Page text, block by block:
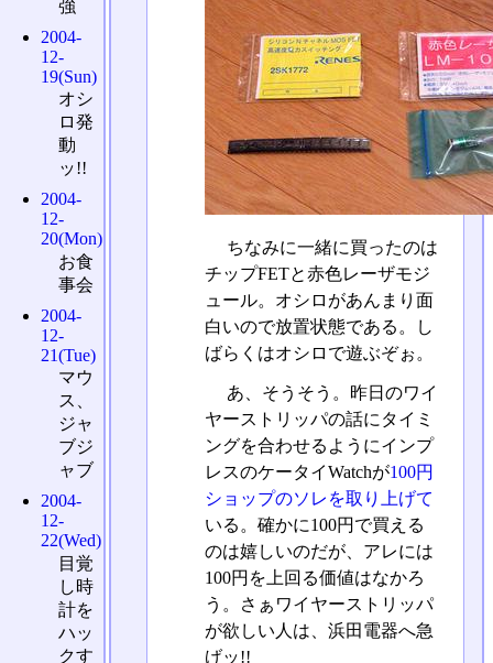
ちなみに一緒に買ったのは
チップFETと赤色レーザモジ
ュール。オシロがあんまり面
白いので放置状態である。し
ばらくはオシロで遊ぶぞぉ。
あ、そうそう。昨日のワイ
ヤーストリッパの話にタイミ
ングを合わせるようにインプ
レスのケータイWatchが100円
ショップのソレを取り上げて
いる。確かに100円で買える
のは嬉しいのだが、アレには
100円を上回る価値はなかろ
う。さぁワイヤーストリッパ
が欲しい人は、浜田電器へ急
げッ!!
強
2004-
12-
19(Sun)
オシ
ロ発
動
ッ!!
2004-
12-
20(Mon)
お食
事会
2004-
12-
21(Tue)
マウ
ス、
ジャ
ブジ
ャブ
2004-
12-
22(Wed)
目覚
し時
計を
ハッ
クす